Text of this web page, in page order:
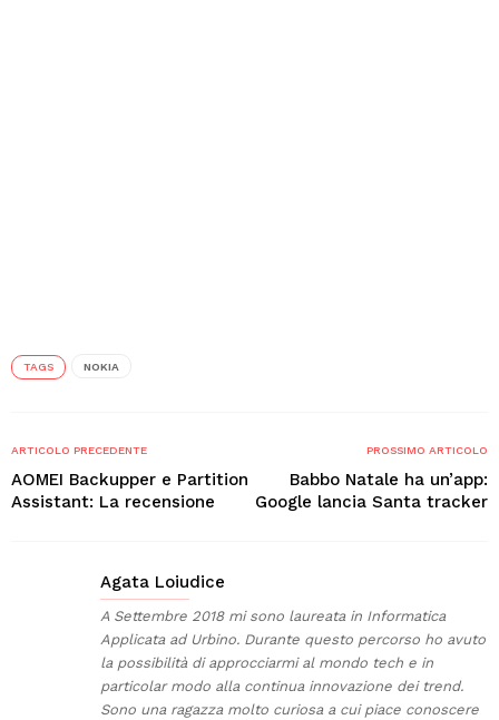
TAGS NOKIA
ARTICOLO PRECEDENTE
AOMEI Backupper e Partition
Assistant: La recensione
PROSSIMO ARTICOLO
Babbo Natale ha un’app:
Google lancia Santa tracker
Agata Loiudice
A Settembre 2018 mi sono laureata in Informatica
Applicata ad Urbino. Durante questo percorso ho avuto
la possibilità di approcciarmi al mondo tech e in
particolar modo alla continua innovazione dei trend.
Sono una ragazza molto curiosa a cui piace conoscere